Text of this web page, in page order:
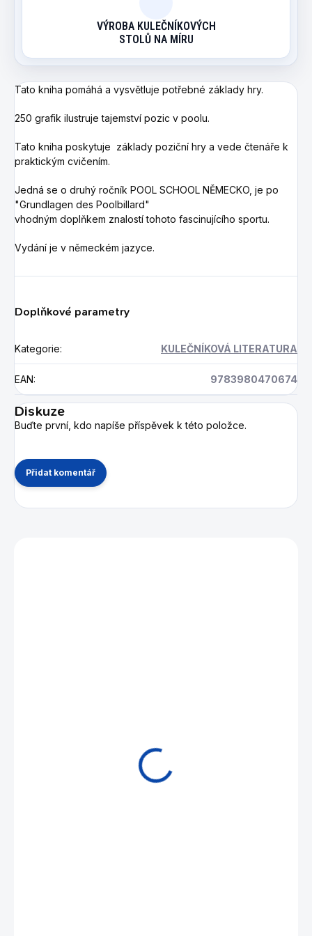
VÝROBA KULEČNÍKOVÝCH
STOLŮ NA MÍRU
Tato kniha pomáhá a vysvětluje potřebné základy hry.
250 grafik ilustruje tajemství pozic v poolu.
Tato kniha poskytuje základy poziční hry a vede čtenáře k
praktickým cvičením.
Jedná se o druhý ročník POOL SCHOOL NĚMECKO, je po
"Grundlagen des Poolbillard"
vhodným doplňkem znalostí tohoto fascinujícího sportu.
Vydání je v německém jazyce.
Doplňkové parametry
Kategorie: KULEČNÍKOVÁ LITERATURA
EAN: 9783980470674
Diskuze
Buďte první, kdo napíše příspěvek k této položce.
Přidat komentář